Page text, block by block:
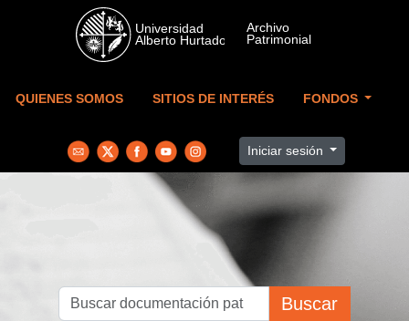
Skip to main content
QUIENES SOMOS SITIOS DE INTERÉS FONDOS
Iniciar sesión
Buscar